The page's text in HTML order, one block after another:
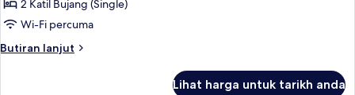
Room
Soo
2 Katil Bujang (Single)
Wi-Fi percuma
Butiran lanjut
Butiran
Lihat harga untuk tarikh anda